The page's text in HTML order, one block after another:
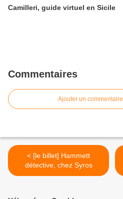
Camilleri, guide virtuel en Sicile
Commentaires
Ajouter un commentaire
< [le billet] Hammett
détective, chez Syros